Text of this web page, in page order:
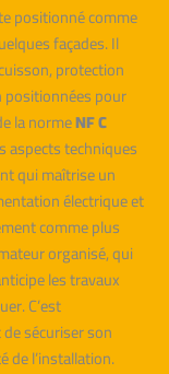
positionné comme
façades. Il
protection
positionnées pour
la normeNF C
aspects techniques
qui maîtrise un
électrique et
comme plus
organisé, qui
les travaux
C’est
sécuriser son
de l’installation.